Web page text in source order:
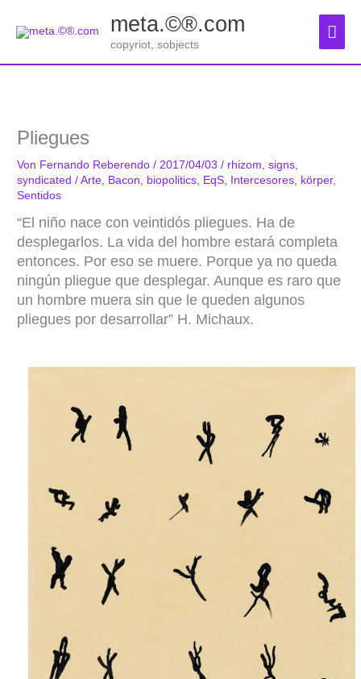
Inhalt
meta.©®.com
copyriot, sobjects
Pliegues
Von Fernando Reberendo/ 2017/04/03/ rhizom ,signs
syndicated /Arte Bacon biopolitics EqS Intercesores körper,
Sentidos
“El niño nace con veintidós pliegues. Ha de
desplegarlos. La vida del hombre estará completa
entonces. Por eso se muere. Porque ya no queda
ningún pliegue que desplegar. Aunque es raro que
un hombre muera sin que le queden algunos
pliegues por desarrollar” H. Michaux.